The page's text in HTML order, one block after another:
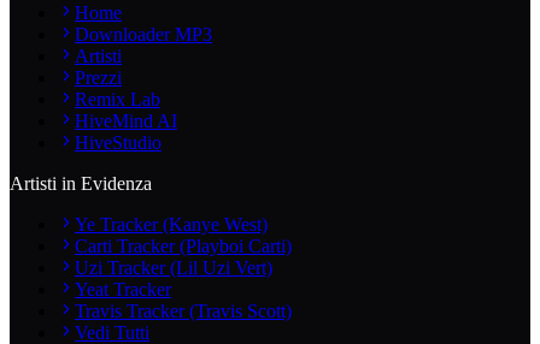
Home
Downloader MP3
Artisti
Prezzi
Remix Lab
HiveMind AI
HiveStudio
Artisti in Evidenza
Ye Tracker (Kanye West)
Carti Tracker (Playboi Carti)
Uzi Tracker (Lil Uzi Vert)
Yeat Tracker
Travis Tracker (Travis Scott)
Vedi Tutti